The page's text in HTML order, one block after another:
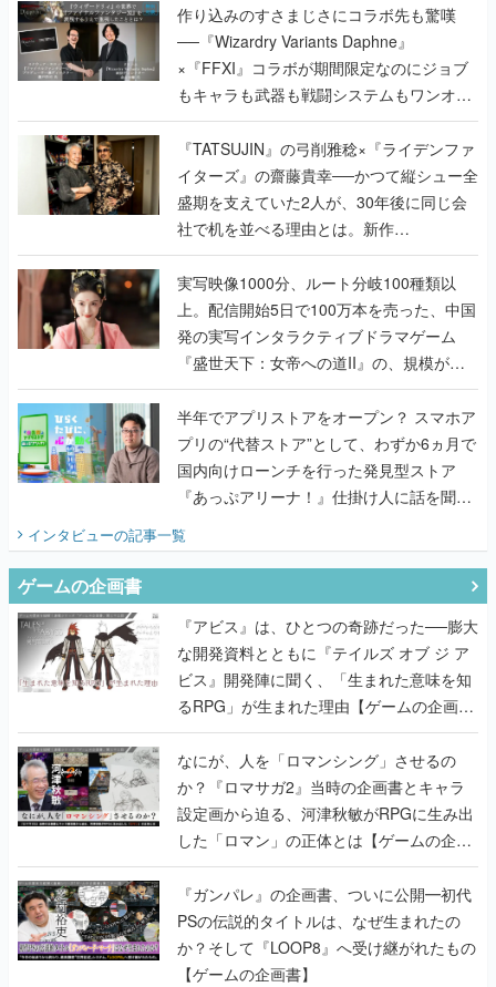
作り込みのすさまじさにコラボ先も驚嘆
──『Wizardry Variants Daphne』
×『FFXI』コラボが期間限定なのにジョブ
もキャラも武器も戦闘システムもワンオフ
で作り込まれた理由を両ディレクターに聞
く
『TATSUJIN』の弓削雅稔×『ライデンファ
イターズ』の齋藤貴幸──かつて縦シュー全
盛期を支えていた2人が、30年後に同じ会
社で机を並べる理由とは。新作
『TATSUJIN EXTREME』で初タッグを組
んだレジェンド2人に訊く開発秘話
実写映像1000分、ルート分岐100種類以
上。配信開始5日で100万本を売った、中国
発の実写インタラクティブドラマゲーム
『盛世天下：女帝への道II』の、規模が違
うこだわりをプロデューサーに聞いた
半年でアプリストアをオープン？ スマホア
プリの“代替ストア”として、わずか6ヵ月で
国内向けローンチを行った発見型ストア
『あっぷアリーナ！』仕掛け人に話を聞い
てみた
インタビューの記事一覧
ゲームの企画書
『アビス』は、ひとつの奇跡だった──膨大
な開発資料とともに『テイルズ オブ ジ ア
ビス』開発陣に聞く、「生まれた意味を知
るRPG」が生まれた理由【ゲームの企画
書】
なにが、人を「ロマンシング」させるの
か？『ロマサガ2』当時の企画書とキャラ
設定画から迫る、河津秋敏がRPGに生み出
した「ロマン」の正体とは【ゲームの企画
書】
『ガンパレ』の企画書、ついに公開━初代
PSの伝説的タイトルは、なぜ生まれたの
か？そして『LOOP8』へ受け継がれたもの
【ゲームの企画書】